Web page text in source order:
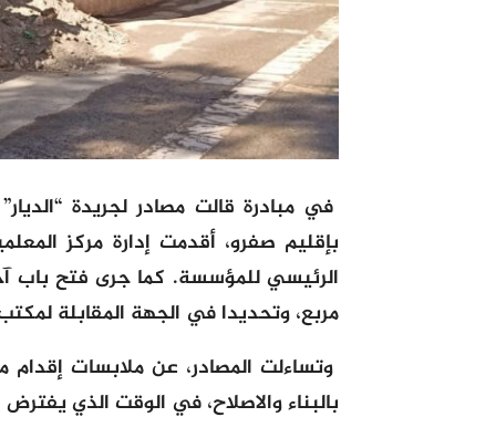
في مبادرة قالت مصادر لجريدة
بإقليم صفرو، أقدمت إدارة مركز
الرئيسي للمؤسسة. كما جرى فتح باب
مربع، وتحديدا في الجهة المقابلة
وتساءلت المصادر، عن ملابسات
بالبناء والاصلاح، في الوقت الذي